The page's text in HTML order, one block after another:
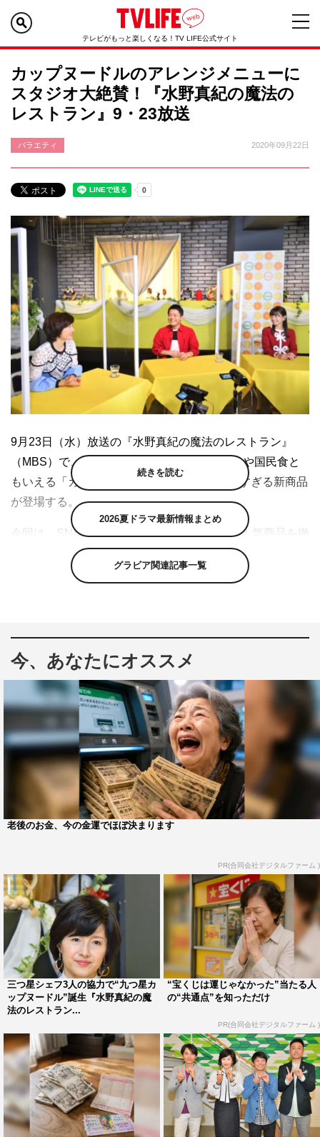
テレビがもっと楽しくなる！TV LIFE公式サイト
カップヌードルのアレンジメニューに
スタジオ大絶賛！『水野真紀の魔法の
レストラン』9・23放送
バラエティ 2020年09月22日
9月23日（水）放送の『水野真紀の魔法のレストラン』
（MBS）で、来年で発売から50年を迎え、今や国民食と
もいえる「カップヌードル」の予想の斜め上すぎる新商品
が登場する。
今回は、SNSがきっかけで大ヒットしている人気商品を徹
底調査する企画第3弾。昨年度の売り上げは1000億円を突
破し、今なお10代・20代を中心に老若男女に愛され続け
き」の2つのアレンジレシピを紹介。
「砕いた麺と具に小麦粉（大さじ3）、水（200ml）、卵
（1個）を混ぜる」「たこ焼き器などでキツネ色になるま
で焼く」という2つの工程だけで完成する「カップヌード
ルたこ焼き」は、試食したスタジオメンバーにも好評。
人気YouTuber「ヴァンゆん」のゆんは、「エビが当たる
か当たらないかって感じがロシアンルーレットみたいでゲ
ーム性もあってすごく楽しい」と絶賛する。
また、浅越ゴエ＆関西ジャニーズJr.角紳太郎が大ヒットの
謎を解明。同じく関西ジャニーズJr.の福本大晴（Aぇ！
group）扮するクエスチョンマンも登場する。
続きを読む
2026夏ドラマ最新情報まとめ
グラビア関連記事一覧
今、あなたにオススメ
老後のお金、今の金運でほぼ決まります
PR(合同会社デジタルファーム )
三つ星シェフ3人の協力で“九つ星カ
ップヌードル”誕生『水野真紀の魔
法のレストラン...
“宝くじは運じゃなかった”当たる人
の“共通点”を知っただけ
PR(合同会社デジタルファーム )